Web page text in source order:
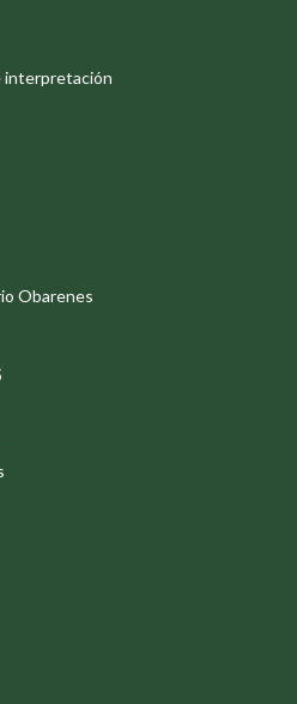
interpretación
Obarenes